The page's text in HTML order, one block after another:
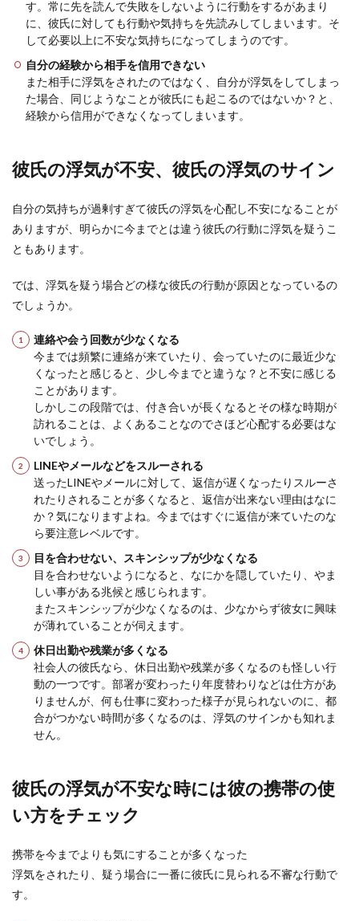
告白の返事を待たせる期間はどのくら
い？待たせている間の接し方
告白の返事を待たせる期間はどのくらいがいいの
かを考えている女性もいるのではないでしょう
か。 男...
彼氏が頻繁に電話してくる心理・メリ
ットとデメリットを解説
彼氏が毎日のように電話してくるのはなぜか、そ
彼氏の嫉妬で喧嘩になった時の対処
法！仲直りのための法則
されて、喧嘩になってしまった、という方はいま
せんか？ ...
彼氏の仕事が忙しい時に彼氏がそっけ
ない態度になる理由と対処法
仕事が忙しい彼氏がそっけない態度になると、と
ても寂しくて不安な気持ちになることもありま
す。「自分のこ...
い。決断できないあなたへ
大好きな彼氏の浮気が発覚したら、あなたはどう
しますか？ほとんどの方は「許せない」と言うと
思いますが、...
彼氏に嫉妬しない方法。嫉妬しない自
分に変われる本当の理由
彼氏と会えない時間は彼のことばかり考えてしま
い、何をしているのか気になってしまう。そんな
女性も多いと...
す。常に先を読んで失敗をしないように行動をするがあまり
に、彼氏に対しても行動や気持ちを先読みしてしまいます。そ
して必要以上に不安な気持ちになってしまうのです。
自分の経験から相手を信用できない
また相手に浮気をされたのではなく、自分が浮気をしてしまっ
た場合、同じようなことが彼氏にも起こるのではないか？と、
経験から信用ができなくなってしまいます。
彼氏の浮気が不安、彼氏の浮気のサイン
自分の気持ちが過剰すぎて彼氏の浮気を心配し不安になることが
ありますが、明らかに今までとは違う彼氏の行動に浮気を疑うこ
ともあります。
では、浮気を疑う場合どの様な彼氏の行動が原因となっているの
でしょうか。
連絡や会う回数が少なくなる
今までは頻繁に連絡が来ていたり、会っていたのに最近少な
くなったと感じると、少し今までと違うな？と不安に感じる
ことがあります。
しかしこの段階では、付き合いが長くなるとその様な時期が
訪れることは、よくあることなのでさほど心配する必要はな
いでしょう。
LINEやメールなどをスルーされる
送ったLINEやメールに対して、返信が遅くなったりスルーさ
れたりされることが多くなると、返信が出来ない理由はなに
か？気になりますよね。今まではすぐに返信が来ていたのな
ら要注意レベルです。
目を合わせない、スキンシップが少なくなる
目を合わせないようになると、なにかを隠していたり、やま
しい事がある兆候と感じられます。
またスキンシップが少なくなるのは、少なからず彼女に興味
が薄れていることが伺えます。
休日出勤や残業が多くなる
社会人の彼氏なら、休日出勤や残業が多くなるのも怪しい行
動の一つです。部署が変わったり年度替わりなどは仕方があ
りませんが、何も仕事に変わった様子が見られないのに、都
合がつかない時間が多くなるのは、浮気のサインかも知れま
せん。
彼氏の浮気が不安な時には彼の携帯の使
い方をチェック
携帯を今までよりも気にすることが多くなった
浮気をされたり、疑う場合に一番に彼氏に見られる不審な行動で
す。